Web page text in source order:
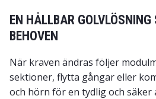
EN HÅLLBAR GOLVLÖSNING
BEHOVEN
När kraven ändras följer
sektioner, flytta gångar eller
och hörn för en tydlig och säker